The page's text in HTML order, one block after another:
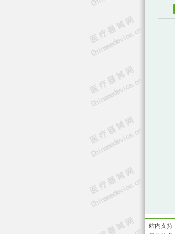
站内支持